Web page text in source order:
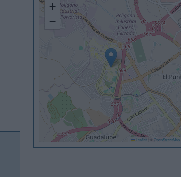
+
−
Leaflet © OpenStreetMap